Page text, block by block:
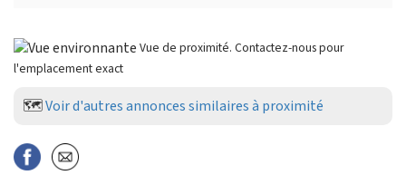
Vue de proximité. Contactez-nous pour
l'emplacement exact
🗺️Voir d'autres annonces similaires à proximité